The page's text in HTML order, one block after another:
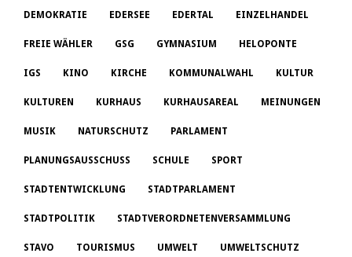
DEMOKRATIE EDERSEE EDERTAL EINZELHANDEL
FREIE WÄHLER GSG GYMNASIUM HELOPONTE
IGS KINO KIRCHE KOMMUNALWAHL KULTUR
KULTUREN KURHAUS KURHAUSAREAL MEINUNGEN
MUSIK NATURSCHUTZ PARLAMENT
PLANUNGSAUSSCHUSS SCHULE SPORT
STADTENTWICKLUNG STADTPARLAMENT
STADTPOLITIK STADTVERORDNETENVERSAMMLUNG
STAVO TOURISMUS UMWELT UMWELTSCHUTZ